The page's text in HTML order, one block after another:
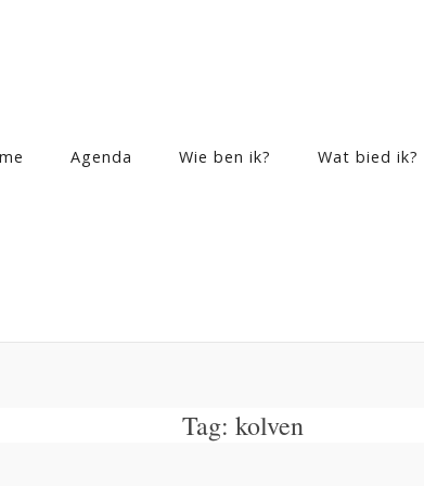
Agenda Wie ben ik? Wat bied ik?
Tag: kolven